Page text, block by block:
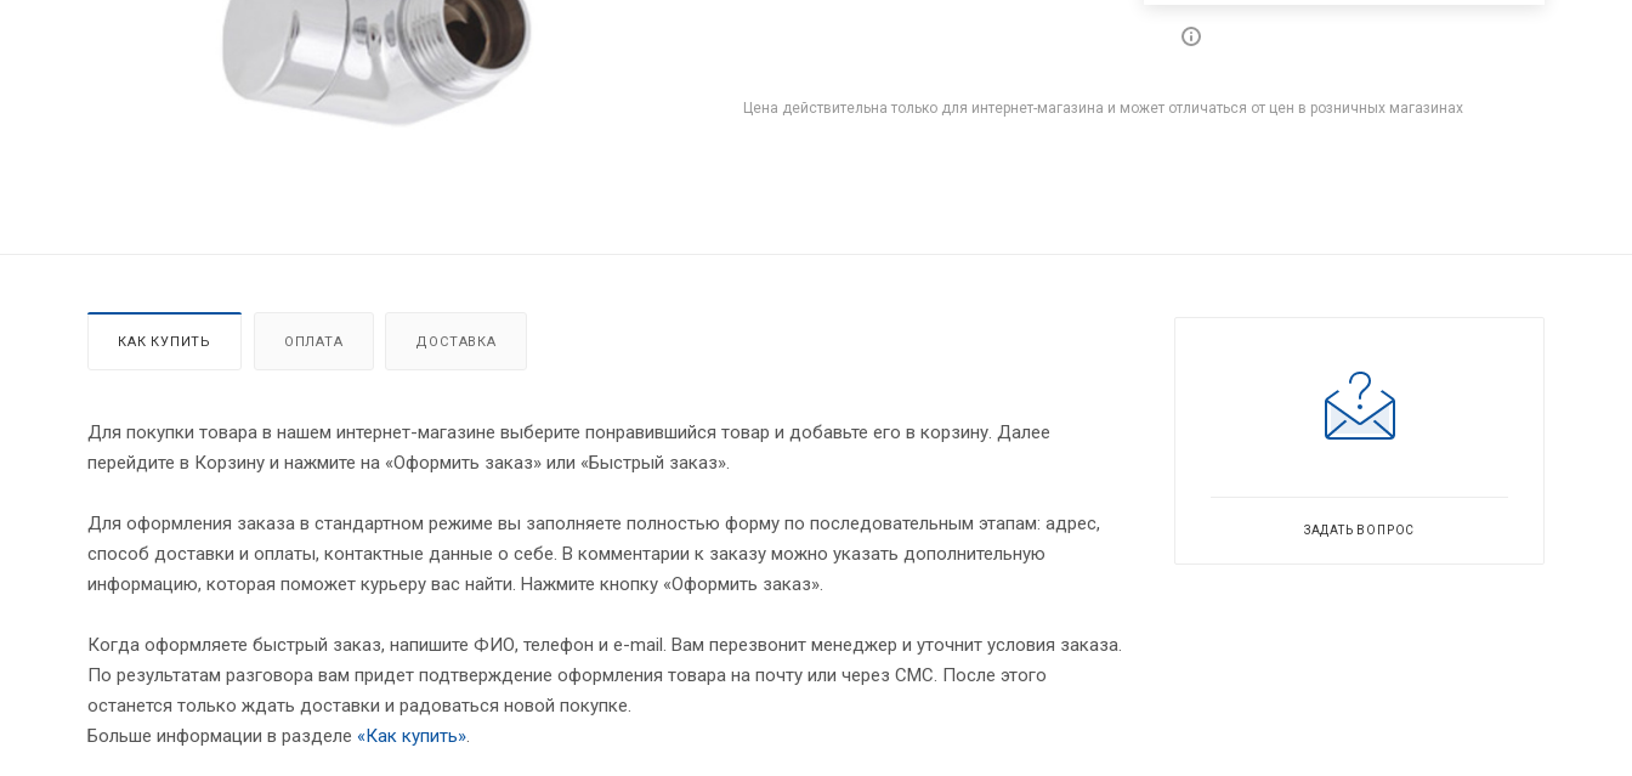
Цена действительна только для интернет-магазина и может отличаться от цен в розничных магазинах
КАК КУПИТЬ ОПЛАТА ДОСТАВКА
Для покупки товара в нашем интернет-магазине выберите понравившийся товар и добавьте его в корзину. Далее
перейдите в Корзину и нажмите на «Оформить заказ» или «Быстрый заказ».
Для оформления заказа в стандартном режиме вы заполняете полностью форму по последовательным этапам: адрес,
способ доставки и оплаты, контактные данные о себе. В комментарии к заказу можно указать дополнительную
информацию, которая поможет курьеру вас найти. Нажмите кнопку «Оформить заказ».
Когда оформляете быстрый заказ, напишите ФИО, телефон и e-mail. Вам перезвонит менеджер и уточнит условия заказа.
По результатам разговора вам придет подтверждение оформления товара на почту или через СМС. После этого
останется только ждать доставки и радоваться новой покупке.
Больше информации в разделе «Как купить».
ЗАДАТЬ ВОПРОС